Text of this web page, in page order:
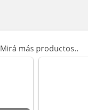
Mirá más productos..